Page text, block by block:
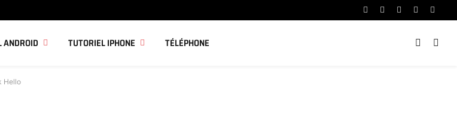
Facebook
X
Instagram
YouTube
ANDROID TUTORIEL IPHONE TÉLÉPHONE
Hello